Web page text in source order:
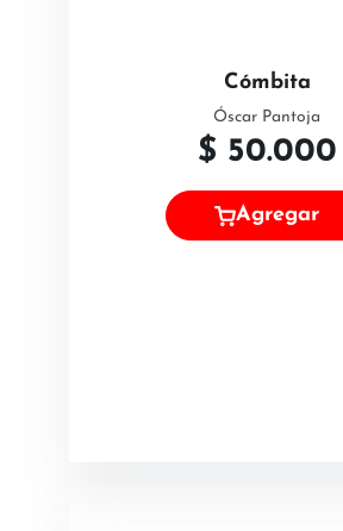
Cómbita
Óscar Pantoja
$ 50.000
Agregar